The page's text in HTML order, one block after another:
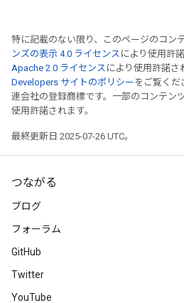
特に記載のない限り、このページのコン
ンズの表示 4.0 ライセンス により使用許
Apache 2.0 ライセンス により使用許諾さ
Developers サイトのポリシー をご覧くだ
連会社の登録商標です。一部のコンテン
使用許諾されます。
最終更新日 2025-07-26 UTC。
つながる
ブログ
フォーラム
GitHub
Twitter
YouTube